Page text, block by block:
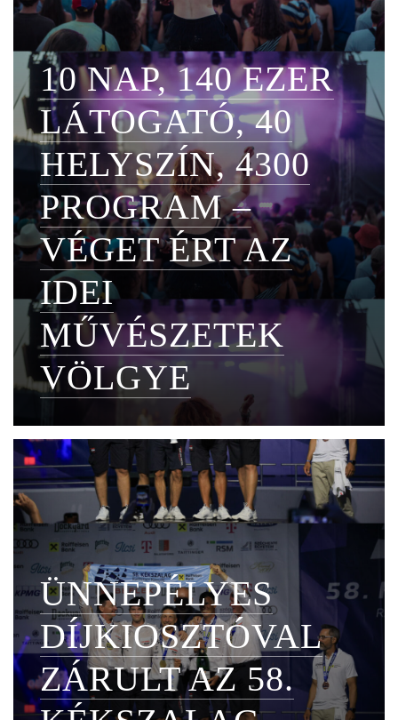
10 NAP, 140 EZER
LÁTOGATÓ, 40
HELYSZÍN, 4300
PROGRAM –
VÉGET ÉRT AZ
IDEI
MŰVÉSZETEK
VÖLGYE
ÜNNEPÉLYES
DÍJKIOSZTÓVAL
ZÁRULT AZ 58.